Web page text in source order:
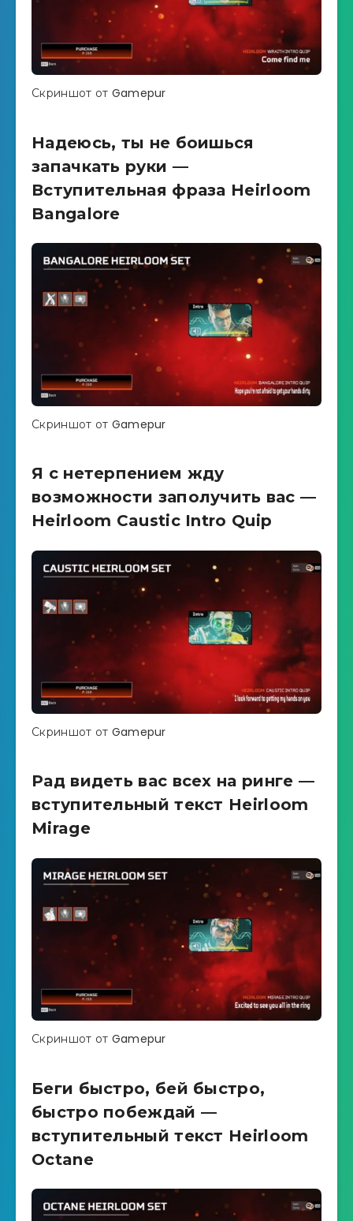
Скриншот от Gamepur
Надеюсь, ты не боишься
запачкать руки —
Вступительная фраза Heirloom
Bangalore
Скриншот от Gamepur
Я с нетерпением жду
возможности заполучить вас —
Heirloom Caustic Intro Quip
Скриншот от Gamepur
Рад видеть вас всех на ринге —
вступительный текст Heirloom
Mirage
Скриншот от Gamepur
Беги быстро, бей быстро,
быстро побеждай —
вступительный текст Heirloom
Octane